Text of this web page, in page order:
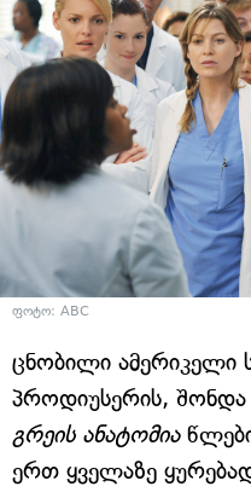
ფოტო: ABC
ცნობილი ამერიკელი
პროდიუსერის, შონდა
გრეის ანატომია
ერთ ყველაზე